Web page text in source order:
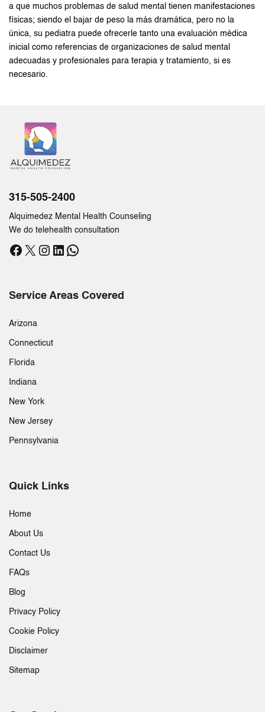
a que muchos problemas de salud mental tienen manifestaciones
físicas; siendo el bajar de peso la más dramática, pero no la
única, su pediatra puede ofrecerle tanto una evaluación médica
inicial como referencias de organizaciones de salud mental
adecuadas y profesionales para terapia y tratamiento, si es
necesario.
315-505-2400
Alquimedez Mental Health Counseling
We do telehealth consultation
Facebook
X Instagram
LinkedIn
WhatsApp
Service Areas Covered
Arizona
Connecticut
Florida
Indiana
New York
New Jersey
Pennsylvania
Quick Links
Home
About Us
Contact Us
FAQs
Blog
Privacy Policy
Cookie Policy
Disclaimer
Sitemap